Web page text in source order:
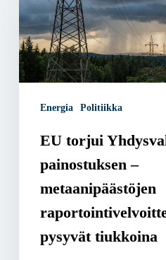
Yhdysvaltojen
painostuksen
–
metaanipäästöjen
pysyvätEnergia Politiikka
EU torjui
painostuksen –
metaanipäästöjen
pysyvät tiukkoina